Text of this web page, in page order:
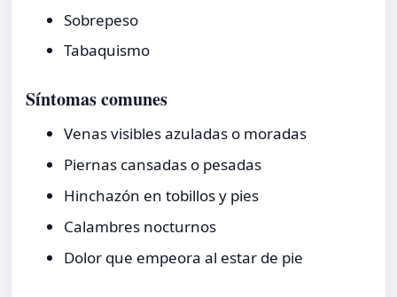
Sobrepeso
Tabaquismo
Síntomas comunes
Venas visibles azuladas o moradas
Piernas cansadas o pesadas
Hinchazón en tobillos y pies
Calambres nocturnos
Dolor que empeora al estar de pie